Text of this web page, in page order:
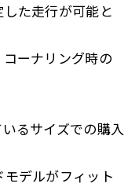
た走行が可能と
ーナリング時の
るサイズでの購入
デルがフィット